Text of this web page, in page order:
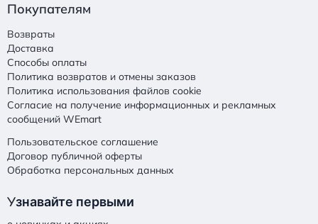
Покупателям
Возвраты
Доставка
Способы оплаты
Политика возвратов и отмены заказов
Политика использования файлов cookie
Согласие на получение информационных и рекламных
сообщений WEmart
Пользовательское соглашение
Договор публичной оферты
Обработка персональных данных
Узнавайте первыми